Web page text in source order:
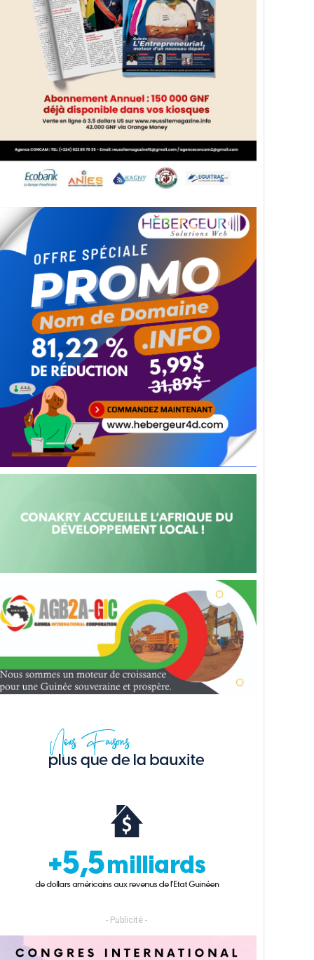
- Publicité -